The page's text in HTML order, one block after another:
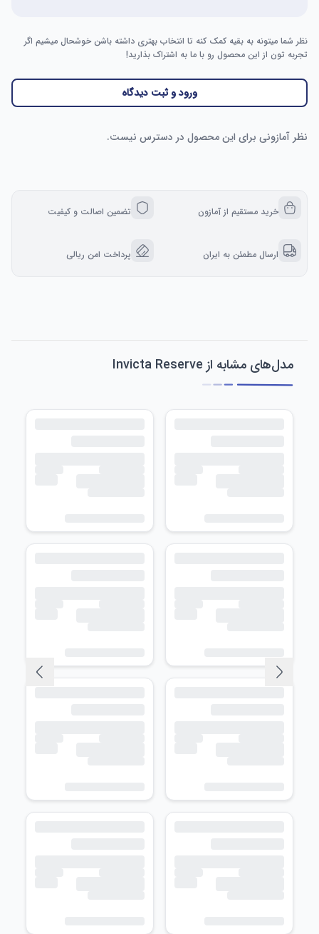
نظر شما میتونه به بقیه کمک کنه تا انتخاب بهتری داشته باشن خوشحال میشیم اگر
تجربه تون از این محصول رو با ما به اشتراک بذارید!
ورود و ثبت دیدگاه
نظر آمازونی برای این محصول در دسترس نیست.
خرید مستقیم از آمازون تضمین اصالت و کیفیت
ارسال مطمئن به ایران پرداخت امن ریالی
مدل‌های مشابه از Invicta Reserve